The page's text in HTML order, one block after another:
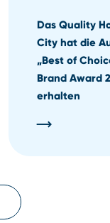
Das Quality
City hat die
„Best of
Brand Award
erhalten